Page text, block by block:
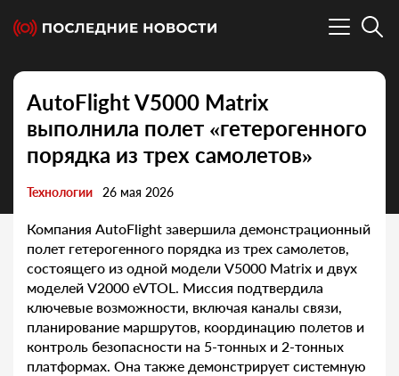
AutoFlight V5000 Matrix
выполнила полет «гетерогенного
порядка из трех самолетов»
Технологии 26 мая 2026
Компания AutoFlight завершила демонстрационный
полет гетерогенного порядка из трех самолетов,
состоящего из одной модели V5000 Matrix и двух
моделей V2000 eVTOL. Миссия подтвердила
ключевые возможности, включая каналы связи,
планирование маршрутов, координацию полетов и
контроль безопасности на 5-тонных и 2-тонных
платформах. Она также демонстрирует системную